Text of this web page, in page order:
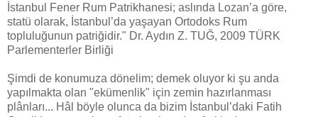
İstanbul Fener Rum Patrikhanesi; aslında Lozan’a göre,
statü olarak, İstanbul’da yaşayan Ortodoks Rum
topluluğunun patriğidir." Dr. Aydın Z. TUĞ, 2009 TÜRK
Parlementerler Birliği
Şimdi de konumuza dönelim; demek oluyor ki şu anda
yapılmakta olan "ekümenlik" için zemin hazırlanması
plânları... Hâl böyle olunca da bizim İstanbul’daki Fatih